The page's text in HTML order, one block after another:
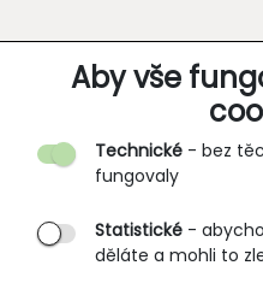
Aby vše
Technické - bez
fungovaly
Statistické -
děláte a mohli to
O SPOLEČNOSTI
O nás
Partnerské prodejny
B2B vstup